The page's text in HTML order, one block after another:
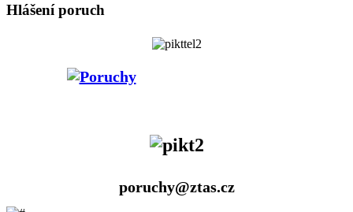
Hlášení poruch
poruchy@ztas.cz